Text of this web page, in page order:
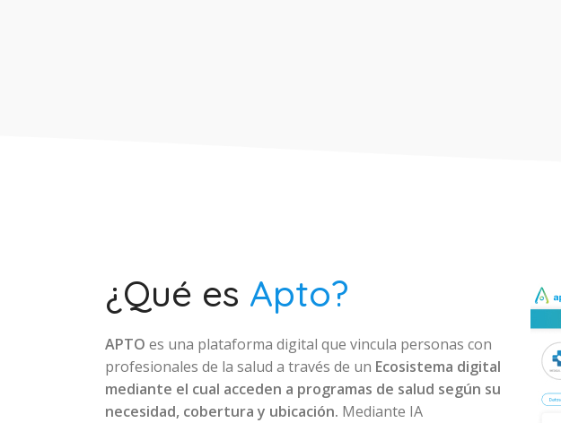
¿Qué es Apto?
APTO es una plataforma digital que vincula personas con
profesionales de la salud a través de un Ecosistema digital
mediante el cual acceden a programas de salud según su
necesidad, cobertura y ubicación. Mediante IA